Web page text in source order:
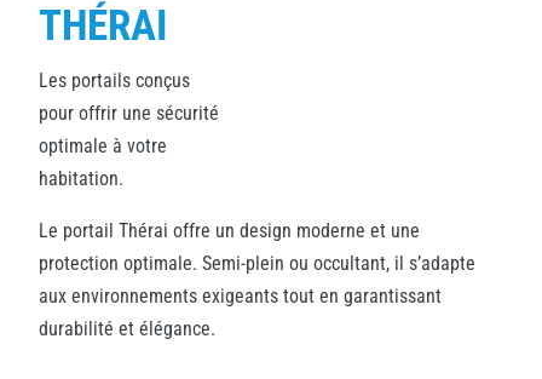
THÉRAI
Les portails conçus
pour offrir une sécurité
optimale à votre
habitation.
Le portail Thérai offre un design moderne et une
protection optimale. Semi-plein ou occultant, il s’adapte
aux environnements exigeants tout en garantissant
durabilité et élégance.